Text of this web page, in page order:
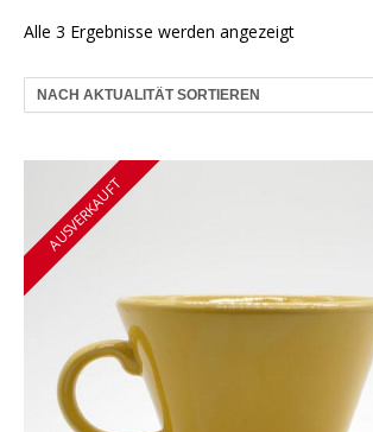
Alle 3 Ergebnisse werden angezeigtNach
AUSVERKAUFT